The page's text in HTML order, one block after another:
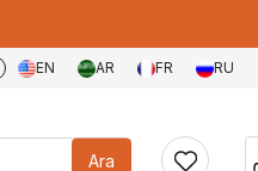
EN AR FR RU
Ara